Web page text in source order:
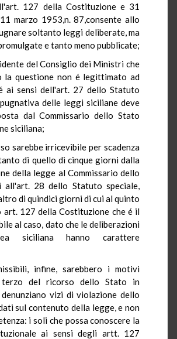
127 della Costituzione e 31
marzo 1953,n. 87,consente allo
soltanto leggi deliberate, ma
e tanto meno pubblicate;
del Consiglio dei Ministri che
la questione non é legittimato ad
ai sensi dell'art. 27 dello Statuto
delle leggi siciliane deve
dal Commissario dello Stato
siciliana;
sarebbe irricevibile per scadenza
di quello di cinque giorni dalla
della legge al Commissario dello
all'art. 28 dello Statuto speciale,
di quindici giorni di cui al quinto
art. 127 della Costituzione che é il
al caso, dato che le deliberazioni
siciliana hanno carattere
infine, sarebbero i motivi
terzo del ricorso dello Stato in
vizi di violazione dello
sul contenuto della legge, e non
i soli che possa conoscere la
ai sensi degli artt. 127